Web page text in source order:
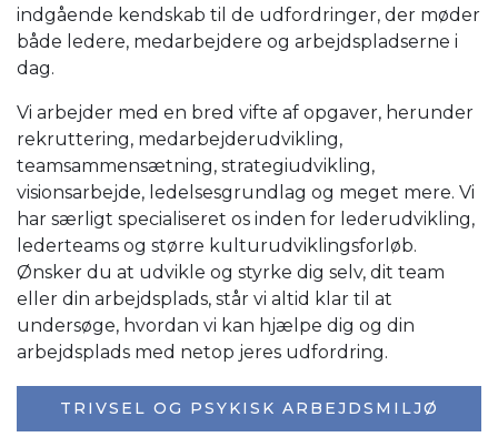
indgående kendskab til de udfordringer, der møder
både ledere, medarbejdere og arbejdspladserne i
dag.
Vi arbejder med en bred vifte af opgaver, herunder
rekruttering, medarbejderudvikling,
teamsammensætning, strategiudvikling,
visionsarbejde, ledelsesgrundlag og meget mere. Vi
har særligt specialiseret os inden for lederudvikling,
lederteams og større kulturudviklingsforløb.
Ønsker du at udvikle og styrke dig selv, dit team
eller din arbejdsplads, står vi altid klar til at
undersøge, hvordan vi kan hjælpe dig og din
arbejdsplads med netop jeres udfordring.
TRIVSEL OG PSYKISK ARBEJDSMILJØ